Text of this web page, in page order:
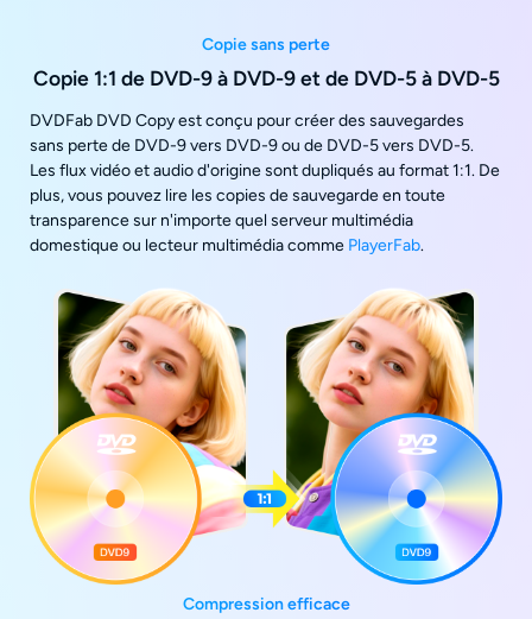
Copie sans perte
Copie 1:1 de DVD-9 à DVD-9 et de DVD-5 à DVD-5
DVDFab DVD Copy est conçu pour créer des sauvegardes
sans perte de DVD-9 vers DVD-9 ou de DVD-5 vers DVD-5.
Les flux vidéo et audio d'origine sont dupliqués au format 1:1. De
plus, vous pouvez lire les copies de sauvegarde en toute
transparence sur n'importe quel serveur multimédia
domestique ou lecteur multimédia comme PlayerFab.
Compression efficace